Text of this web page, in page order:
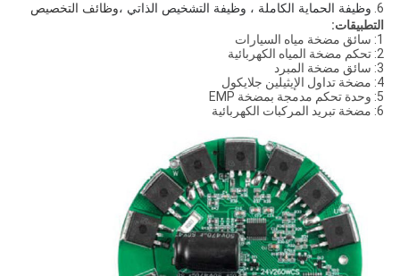
6. وظيفة الحماية الكاملة ، وظيفة التشخيص الذاتي ،وظائف التخصيص
التطبيقات:
1: سائق مضخة مياه السيارات
2: تحكم مضخة المياه الكهربائية
3: سائق مضخة المبرد
4: مضخة تداول الإيثيلين جلايكول
5: وحدة تحكم مدمجة بمضخة EMP
6: مضخة تبريد المركبات الكهربائية